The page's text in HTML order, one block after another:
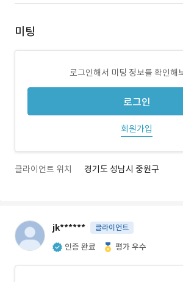
미팅
로그인해서 미팅 정보를 확인해
로그인
회원가입
클라이언트 위치 경기도 성남시 중원구
jk****** 클라이언트
인증 완료 평가 우수